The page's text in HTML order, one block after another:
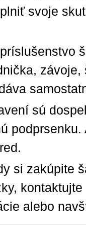
svoje
sú
si zakúpite
alebo